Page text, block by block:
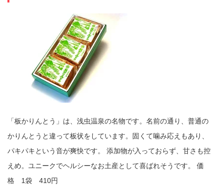
「板かりんとう」は、浅虫温泉の名物です。名前の通り、普通の
かりんとうと違って板状をしています。固くて噛み応えもあり、
パキパキという音が爽快です。 添加物が入っておらず、甘さも控
えめ。ユニークでヘルシーなお土産として喜ばれそうです。 価
格 1袋 410円